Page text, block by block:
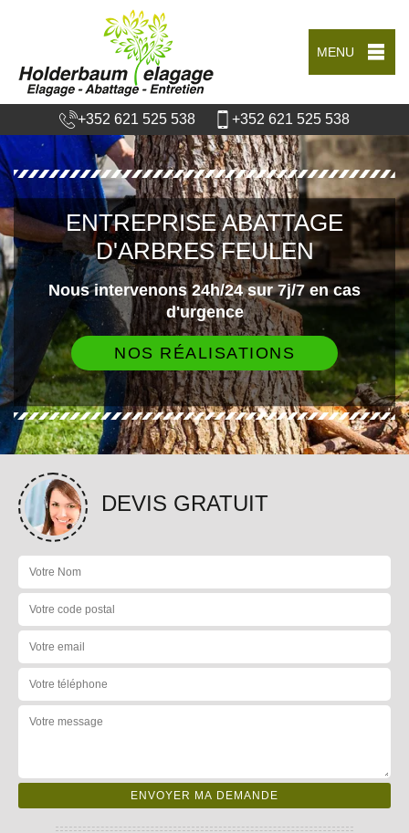
MENU
+352 621 525 538 +352 621 525 538
ENTREPRISE ABATTAGE
D'ARBRES FEULEN
Nous intervenons 24h/24 sur 7j/7 en cas
d'urgence
NOS RÉALISATIONS
DEVIS GRATUIT